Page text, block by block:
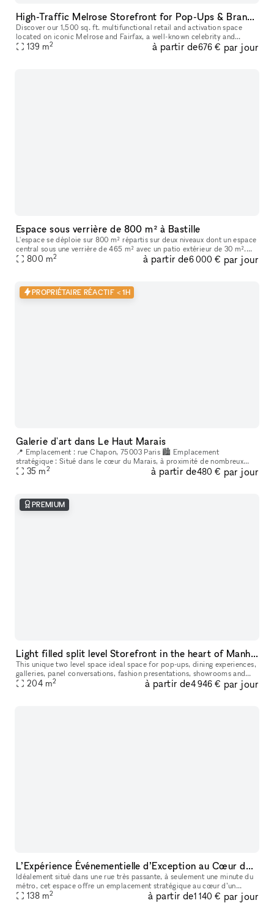
High-Traffic Melrose Storefront for Pop-Ups & Brand Activations
Discover our 1,500 sq. ft. multifunctional retail and activation space
located on iconic Melrose and Fairfax, a well-known celebrity and
cultural hotspot in Los Angeles. Surrounded by luxury brands
139 m2 à partir de676 € par jour
Espace sous verrière de 800 m² à Bastille
L'espace se déploie sur 800 m² répartis sur deux niveaux dont un espace
central sous une verrière de 465 m² avec un patio extérieur de 30 m².
Vous trouverez en pièce jointe une présentation détaillée
800 m2 à partir de6 000 € par jour
PROPRIÉTAIRE RÉACTIF < 1H
Galerie d'art dans Le Haut Marais
📍 Emplacement : rue Chapon, 75003 Paris 🏙 Emplacement
stratégique : Situé dans le cœur du Marais, à proximité de nombreux
lieux culturels et artistiques. Un espace créatif indépendant, situé au
35 m2 à partir de480 € par jour
PREMIUM
Light filled split level Storefront in the heart of Manhattan (with high ceilings and multiple rooms)
This unique two level space ideal space for pop-ups, dining experiences,
galleries, panel conversations, fashion presentations, showrooms and
more. With a total ceiling height of 26' the two story s
204 m2 à partir de4 946 € par jour
L’Expérience Événementielle d’Exception au Cœur de Bastille
Idéalement situé dans une rue très passante, à seulement une minute du
métro, cet espace offre un emplacement stratégique au cœur d’un
quartier dynamique et recherché. La boutique de 90 m² bénéficie
138 m2 à partir de1 140 € par jour